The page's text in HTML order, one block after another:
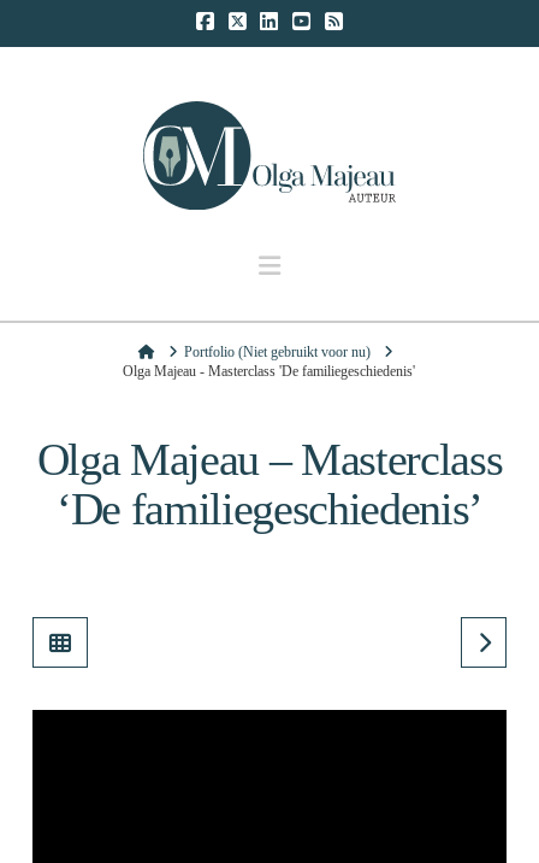
Navigation
HomePortfolio (Niet gebruikt voor nu)
Olga Majeau - Masterclass 'De familiegeschiedenis'
Olga Majeau – Masterclass
‘De familiegeschiedenis’